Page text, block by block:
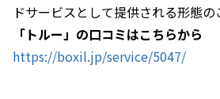
ドサービスとして提供される形態の
「トルー」の口コミはこちらから
https://boxil.jp/service/5047/